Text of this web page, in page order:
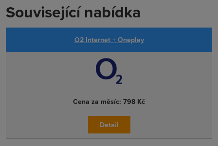
Související nabídka
O2 Internet + Oneplay
Cena za měsíc: 798 Kč
Detail